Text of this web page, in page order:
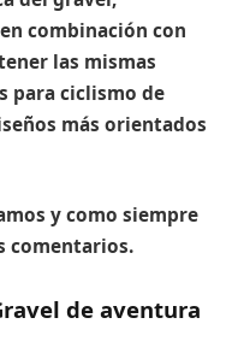
combinación con
las mismas
para ciclismo de
más orientados
y como siempre
comentarios.
de aventura